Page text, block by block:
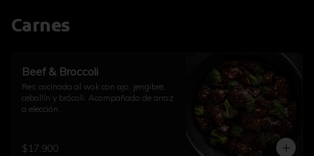
Carnes
Beef & Broccoli
Res cocinada al wok con ajo, jengibre,
cebollín y brócoli. Acompañado de arroz
a elección.
$17.900